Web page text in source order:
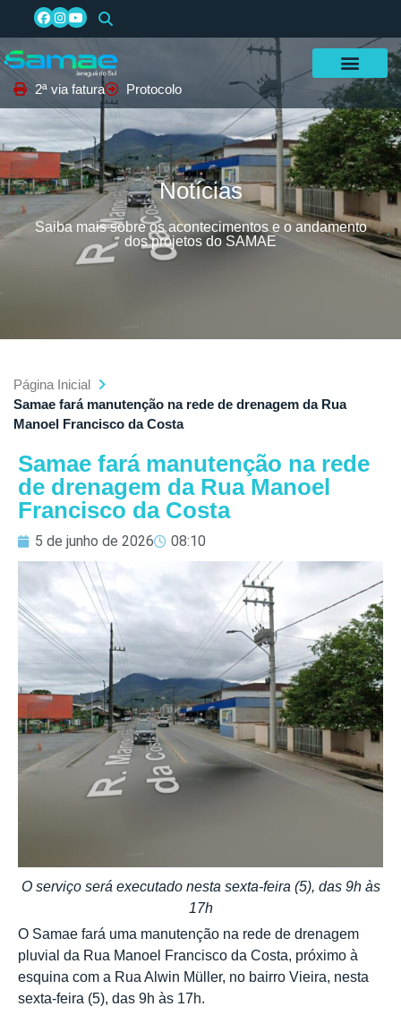
2ª via fatura Protocolo
Notícias
Saiba mais sobre os acontecimentos e o andamento
dos projetos do SAMAE
Página Inicial
Samae fará manutenção na rede de drenagem da Rua
Manoel Francisco da Costa
Samae fará manutenção na rede
de drenagem da Rua Manoel
Francisco da Costa
5 de junho de 2026 08:10
O serviço será executado nesta sexta-feira (5), das 9h às
17h
O Samae fará uma manutenção na rede de drenagem
pluvial da Rua Manoel Francisco da Costa, próximo à
esquina com a Rua Alwin Müller, no bairro Vieira, nesta
sexta-feira (5), das 9h às 17h.